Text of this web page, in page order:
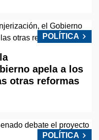
POLÍTICA
apela a los
otras reformas
POLÍTICA